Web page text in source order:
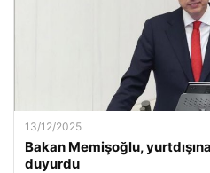
13/12/2025
Bakan Memişoğlu,
duyurdu